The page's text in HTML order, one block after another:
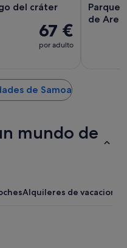
del cráter
67 €
por adulto
Parque
de
de Samoa
mundo de
Alquileres de vacaciones